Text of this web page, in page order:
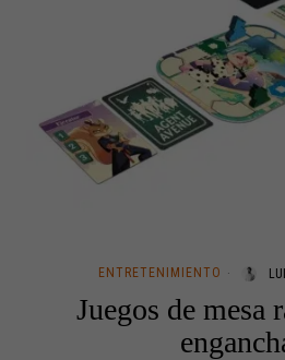
ENTRETENIMIENTO
Juegos de mesa